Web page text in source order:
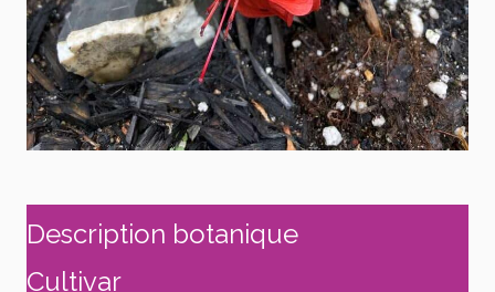
Description botanique
Cultivar